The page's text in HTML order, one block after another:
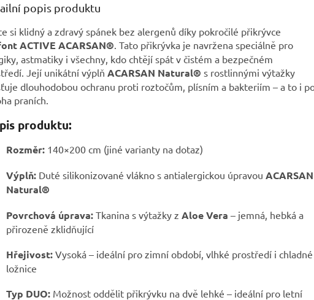
popis produktu
si klidný a zdravý spánek bez alergenů díky pokročilé přikrývce
ACTIVE ACARSAN® . Tato přikrývka je navržena speciálně pro
astmatiky i všechny, kdo chtějí spát v čistém a bezpečném
Její unikátní výplň ACARSAN Natural® s rostlinnými výtažky
dlouhodobou ochranu proti roztočům, plísním a bakteriím – a to i
praních.
produktu:
Rozměr: 140×200 cm (jiné varianty na dotaz)
Výplň: Duté silikonizované vlákno s antialergickou úpravou ACARSAN
Natural®
Povrchová úprava: Tkanina s výtažky z Aloe Vera – jemná, hebká a
přirozeně zklidňující
Hřejivost: Vysoká – ideální pro zimní období, vlhké prostředí i chladné
ložnice
Typ DUO: Možnost oddělit přikrývku na dvě lehké – ideální pro letní